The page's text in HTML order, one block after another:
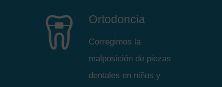
Ortodoncia
Corregimos la
malposición de piezas
dentales en niños y